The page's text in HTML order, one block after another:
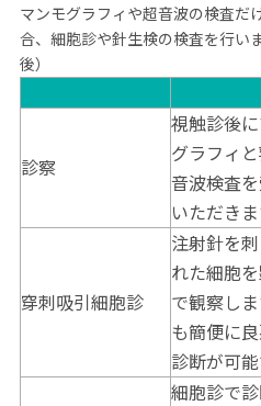
マンモグラフィや超音波の検査だ
合、細胞診や針生検の検査を行い
後）
診察
視触診後
グラフィ
音波検査
いただきま
穿刺吸引細胞診
注射針を
れた細胞
で観察し
も簡便に
診断が可能
細胞診で